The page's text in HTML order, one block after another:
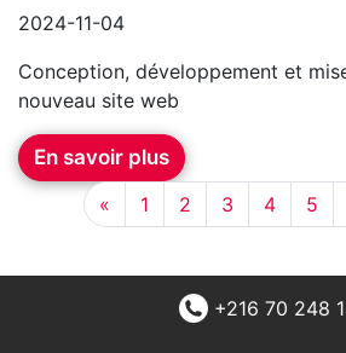
2024-11-04
Conception, développement et
nouveau site web
En savoir plus
«
1 2 3 4 5
+216 70 248